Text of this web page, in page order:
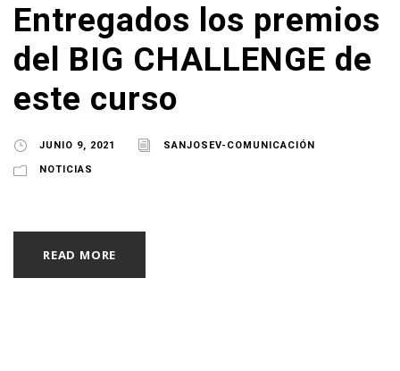
Entregados los premios
del BIG CHALLENGE de
este curso
JUNIO 9, 2021 SANJOSEV-COMUNICACIÓN
NOTICIAS
READ MORE